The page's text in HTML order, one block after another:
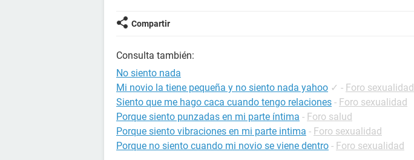
Compartir
Consulta también:
No siento nada
Mi novio la tiene pequeña y no siento nada yahoo ✓ - Foro sexualidad
Siento que me hago caca cuando tengo relaciones - Foro sexualidad
Porque siento punzadas en mi parte íntima - Foro salud
Porque siento vibraciones en mi parte intima - Foro sexualidad
Porque no siento cuando mi novio se viene dentro - Foro sexualidad